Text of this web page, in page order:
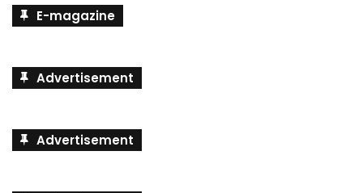
E-magazine
Advertisement
Advertisement